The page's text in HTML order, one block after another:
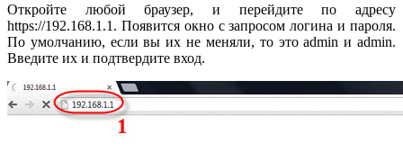
Откройте любой браузер, и перейдите по адресу
https://192.168.1.1. Появится окно с запросом логина и пароля.
По умолчанию, если вы их не меняли, то это admin и admin.
Введите их и подтвердите вход.